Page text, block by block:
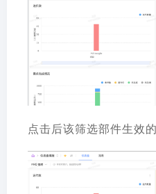
点击后该筛选部件生效